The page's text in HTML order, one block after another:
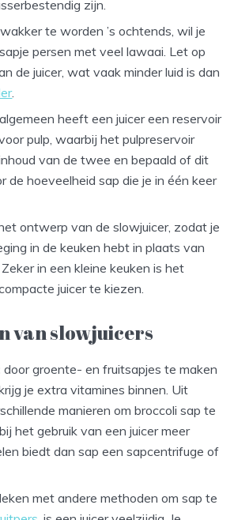
zijn.
te worden ’s ochtends, wil je
persen met veel lawaai. Let op
de juicer, wat vaak minder luid is dan
.
heeft een juicer een reservoir
pulp, waarbij het pulpreservoir
van de twee en bepaald of dit
de hoeveelheid sap die je in één keer
ontwerp van de slowjuicer, zodat je
in de keuken hebt in plaats van
in een kleine keuken is het
juicer te kiezen.
van slowjuicers
door groente- en fruitsapjes te maken
je extra vitamines binnen. Uit
manieren om broccoli sap te
het gebruik van een juicer meer
biedt dan sap een sapcentrifuge of
met andere methoden om sap te